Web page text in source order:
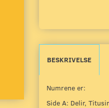
BESKRIVELSE
Numrene er:
Side A: Delir,